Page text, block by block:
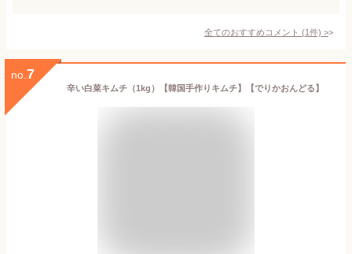
全てのおすすめコメント (1件) >
no. 7
辛い白菜キムチ（1kg）【韓国手作りキムチ】【でりかおんどる】